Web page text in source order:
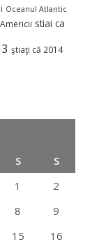
Oceanul Atlantic
stiai ca
ştiaţi că 2014
S
S
1
2
8
9
15
16